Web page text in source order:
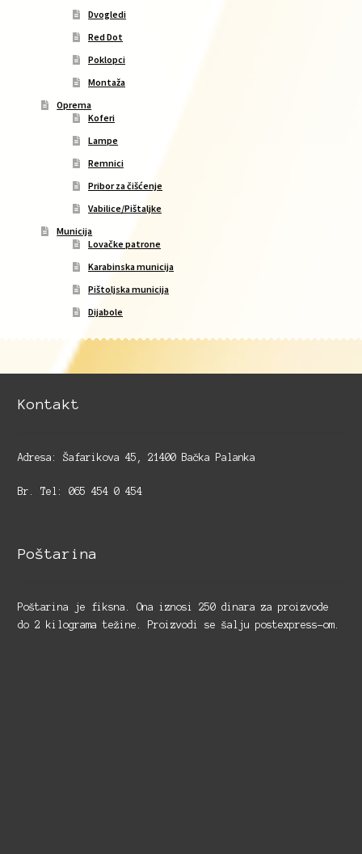
Dvogledi
Red Dot
Poklopci
Montaža
Oprema
Koferi
Lampe
Remnici
Pribor za čišćenje
Vabilice/Pištaljke
Municija
Lovačke patrone
Karabinska municija
Pištoljska municija
Dijabole
Kontakt
Adresa: Šafarikova 45, 21400 Bačka Palanka
Br. Tel: 065 454 0 454
Poštarina
Poštarina je fiksna. Ona iznosi 250 dinara za proizvode
do 2 kilograma težine. Proizvodi se šalju postexpress-om.